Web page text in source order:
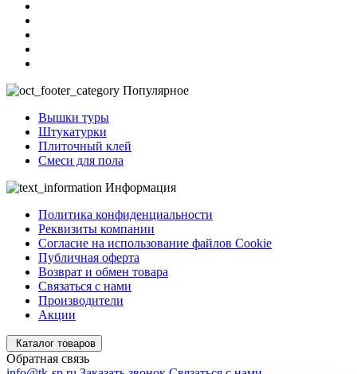
Популярное
Вышки туры
Штукатурки
Плиточный клей
Смеси для пола
Информация
Политика конфиденциальности
Реквизиты компании
Согласие на использование файлов Cookie
Публичная оферта
Возврат и обмен товара
Связаться с нами
Производители
Акции
Каталог товаров
Обратная связь